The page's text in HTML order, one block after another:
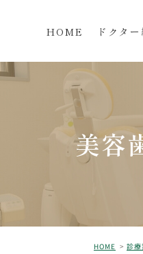
HOME ドクタ
美容
HOME 診療